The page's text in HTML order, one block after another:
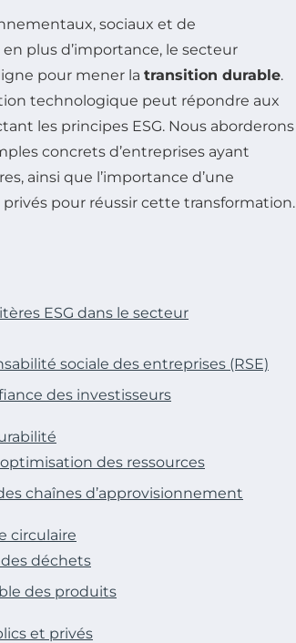
sociaux et de
plus d’importance, le secteur
pour mener la transition durable.
technologique peut répondre aux
les principes ESG. Nous aborderons
concrets d’entreprises ayant
ainsi que l’importance d’une
pour réussir cette transformation.
ESG dans le secteur
sociale des entreprises (RSE)
des investisseurs
des ressources
chaînes d’approvisionnement
circulaire
déchets
des produits
et privés